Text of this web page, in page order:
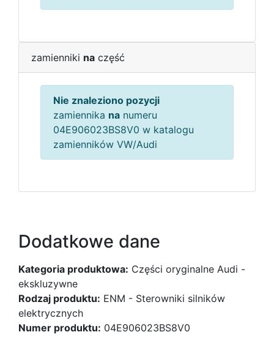
zamienniki na część
Nie znaleziono pozycji
zamiennika na numeru
04E906023BS8V0 w katalogu
zamienników VW/Audi
Dodatkowe dane
Kategoria produktowa: Części oryginalne Audi -
ekskluzywne
Rodzaj produktu: ENM - Sterowniki silników
elektrycznych
Numer produktu: 04E906023BS8V0